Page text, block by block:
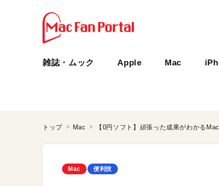
雑誌・ムック Apple Mac
トップ Mac 【0円ソフト】頑張った成果がわかる
Mac 便利技